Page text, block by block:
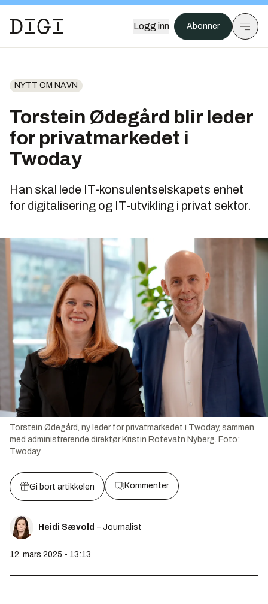
Logg inn Abonner
NYTT OM NAVN
Torstein Ødegård blir leder
for privatmarkedet i
Twoday
Han skal lede IT-konsulentselskapets enhet
for digitalisering og IT-utvikling i privat sektor.
Torstein Ødegård, ny leder for privatmarkedet i Twoday, sammen
med administrerende direktør Kristin Rotevatn Nyberg. Foto:
Twoday
Gi bort artikkelen Kommenter
Heidi Sævold – Journalist
12. mars 2025 - 13:13